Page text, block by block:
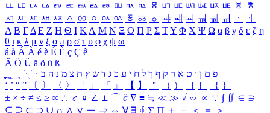
ㅥ ㅦ ㅧ ㅨ ㅩ ㅪ ㅫ ㅬ ㅭ ㅮ ㅯ ㅰ ㅱ ㅲ ㅳ ㅴ ㅵ ㅶ ㅷ ㅸ
ㅹ
ㅺ ㅻ ㅼ ㅽ ㅾ ㅿ ㆀ ㆁ ㆂ ㆃ ㆄ ㆅ ㆆ ㆇ ㆈ ㆉ ㆊ ㆋ ㆌ ㆍ
ㆎ
Α Β ΓΔ Ε Ζ Η Θ Ι ΚΛ Μ Ν Ξ Ο Π Ρ Σ ΤΥ Φ Χ Ψ Ω α β γ δ ε ζ η
θ ι κ λ μ ν ξ ο π ρ σ τ υ φ χ ψ ω
á à Á À é è É È ç Ç ê
Ä Ö Ü ä ö ü ß
ִֶֹ ֻּ ׁׂ פ ם ן ו ט א ר ק ף ך ל ח י ע כ ג ד ש ץ ת צ מ נ ה ב
‘ ’ “ ” 〔 〕 〈 〉 「 」 『 』 【 】 ＂ （ ） ［ ］ ｛ ｝
± × ÷ ≠ ≤ ≥ ∞ ∴ ♂ ♀ ∠ ⊥ ⌒ ∂ ∇ ≡ ≒ ≪ ≫ √ ∽ ∝ ∵ ∫ ∬ ∈ ∋
⊆ ⊇ ⊂ ⊃ ∪ ∩ ∧ ∨ ￢ ⇒ ⇔ ∀ ∃ ∮ ∑ ∏ ＋ － ＜ ＝
＞